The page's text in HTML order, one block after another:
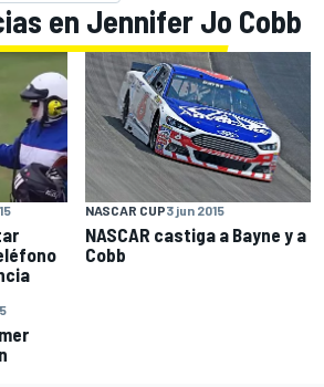
en Jennifer Jo Cobb
NASCAR CUP3 jun 2015
NASCAR castiga a Bayne y a
Cobb